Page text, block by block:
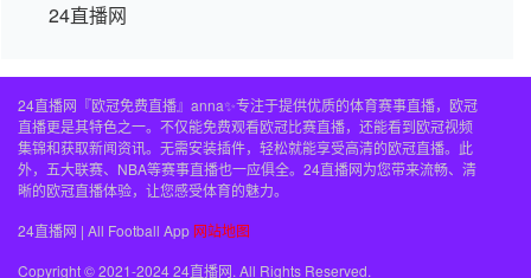
24直播网
24直播网『欧冠免费直播』anna✨专注于提供优质的体育赛事直播，欧冠
直播更是其特色之一。不仅能免费观看欧冠比赛直播，还能看到欧冠视频
集锦和获取新闻资讯。无需安装插件，轻松就能享受高清的欧冠直播。此
外，五大联赛、NBA等赛事直播也一应俱全。24直播网为您带来流畅、清
晰的欧冠直播体验，让您感受体育的魅力。
24直播网 | All Football App 网站地图
Copyright © 2021-2024 24直播网. All Rights Reserved.